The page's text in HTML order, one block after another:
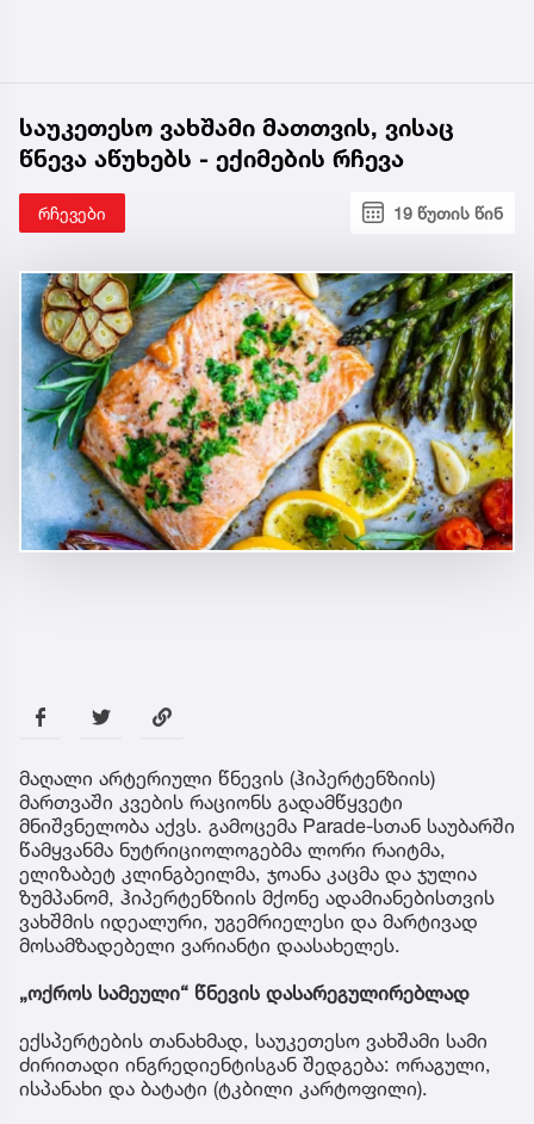
საუკეთესო ვახშამი მათთვის, ვისაც
წნევა აწუხებს - ექიმების რჩევა
რჩევები 19 წუთის წინ
მაღალი არტერიული წნევის (ჰიპერტენზიის)
მართვაში კვების რაციონს გადამწყვეტი
მნიშვნელობა აქვს. გამოცემა Parade-სთან საუბარში
წამყვანმა ნუტრიციოლოგებმა ლორი რაიტმა,
ელიზაბეტ კლინგბეილმა, ჯოანა კაცმა და ჯულია
ზუმპანომ, ჰიპერტენზიის მქონე ადამიანებისთვის
ვახშმის იდეალური, უგემრიელესი და მარტივად
მოსამზადებელი ვარიანტი დაასახელეს.
„ოქროს სამეული“ წნევის დასარეგულირებლად
ექსპერტების თანახმად, საუკეთესო ვახშამი სამი
ძირითადი ინგრედიენტისგან შედგება: ორაგული,
ისპანახი და ბატატი (ტკბილი კარტოფილი).